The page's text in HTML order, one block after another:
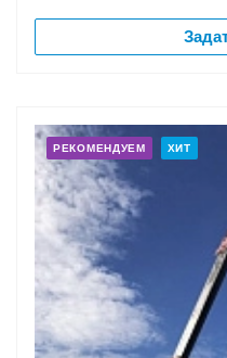
РЕКОМЕНДУЕМ ХИТ